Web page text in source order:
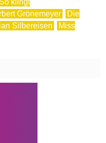
So klingt
Grönemeyer
Die
Silbereisen
Miss